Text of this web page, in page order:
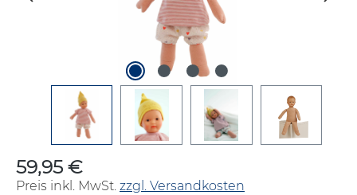
Regulärer Preis:
59,95 €
Preis inkl. MwSt. zzgl. Versandkosten